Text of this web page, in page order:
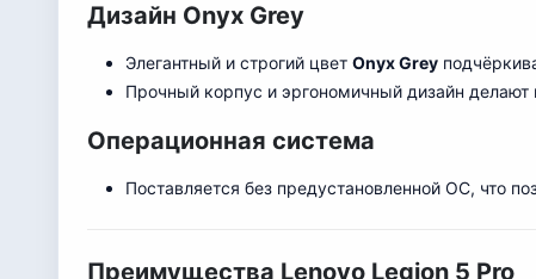
Дизайн Onyx Grey
Элегантный и строгий цвет Onyx Grey
Прочный корпус и эргономичный дизайн делают
Операционная система
Поставляется без предустановленной ОС, что
Преимущества Lenovo Legion 5 Pro